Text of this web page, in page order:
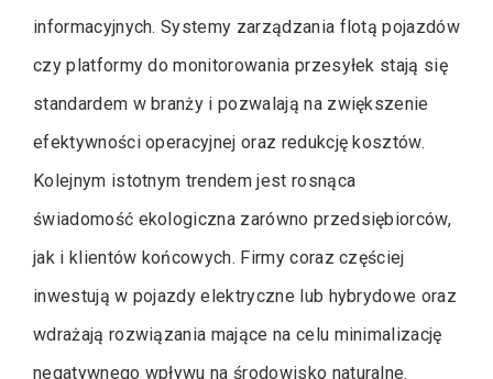
informacyjnych. Systemy zarządzania flotą pojazdów
czy platformy do monitorowania przesyłek stają się
standardem w branży i pozwalają na zwiększenie
efektywności operacyjnej oraz redukcję kosztów.
Kolejnym istotnym trendem jest rosnąca
świadomość ekologiczna zarówno przedsiębiorców,
jak i klientów końcowych. Firmy coraz częściej
inwestują w pojazdy elektryczne lub hybrydowe oraz
wdrażają rozwiązania mające na celu minimalizację
negatywnego wpływu na środowisko naturalne.